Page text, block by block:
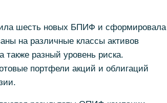
шесть новых БПИФ и сформировала
на различные классы активов
также разный уровень риска.
портфели акций и облигаций